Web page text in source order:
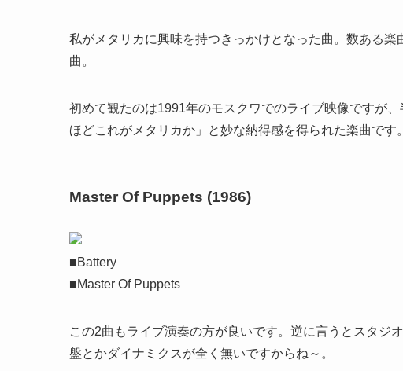
私がメタリカに興味を持つきっかけとなった曲。数ある
曲。
初めて観たのは1991年のモスクワでのライブ映像ですが
ほどこれがメタリカか」と妙な納得感を得られた楽曲です。
Master Of Puppets (1986)
■Battery
■Master Of Puppets
この2曲もライブ演奏の方が良いです。逆に言うとスタジ
盤とかダイナミクスが全く無いですからね～。